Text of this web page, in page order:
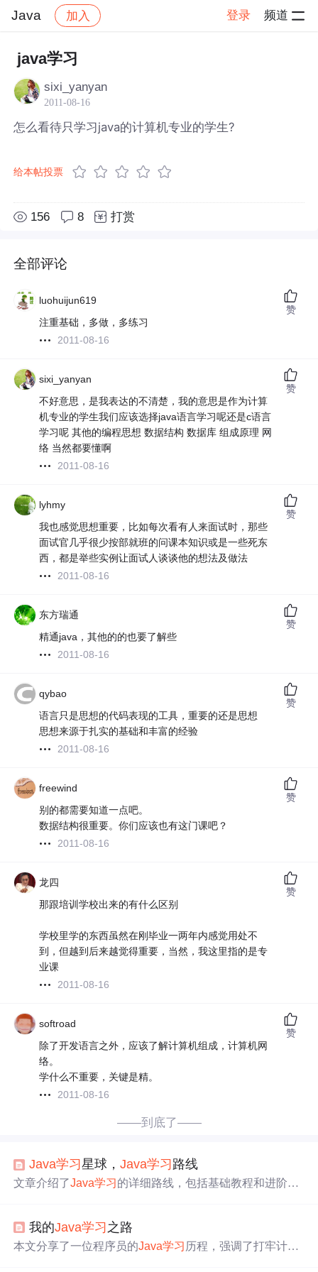
Java 加入 登录 频道
社区 Java
java学习
sixi_yanyan
2011-08-16
怎么看待只学习java的计算机专业的学生?
给本帖投票
156 8 打赏
全部评论
luohuijun619
注重基础，多做，多练习
2011-08-16
赞
sixi_yanyan
不好意思，是我表达的不清楚，我的意思是作为计算
机专业的学生我们应该选择java语言学习呢还是c语言
学习呢 其他的编程思想 数据结构 数据库 组成原理 网
络 当然都要懂啊
2011-08-16
赞
lyhmy
我也感觉思想重要，比如每次看有人来面试时，那些
面试官几乎很少按部就班的问课本知识或是一些死东
西，都是举些实例让面试人谈谈他的想法及做法
2011-08-16
赞
东方瑞通
精通java，其他的的也要了解些
2011-08-16
赞
qybao
语言只是思想的代码表现的工具，重要的还是思想
思想来源于扎实的基础和丰富的经验
2011-08-16
赞
freewind
别的都需要知道一点吧。
数据结构很重要。你们应该也有这门课吧？
2011-08-16
赞
龙四
那跟培训学校出来的有什么区别
学校里学的东西虽然在刚毕业一两年内感觉用处不
到，但越到后来越觉得重要，当然，我这里指的是专
业课
2011-08-16
赞
softroad
除了开发语言之外，应该了解计算机组成，计算机网
络。
学什么不重要，关键是精。
2011-08-16
赞
——到底了——
Java学习星球，Java学习 路线
文章介绍了Java学习的详细路线，包括基础教程和进阶内
社群互动，旨在帮助成员提高
供了获取大厂面试题和学习资料的机会。
我的Java学习 之路
本文分享了一位程序员的Java学习 历程，强调了打牢计算